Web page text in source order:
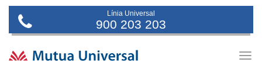
Línia Universal
900 203 203